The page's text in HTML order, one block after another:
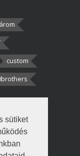
sütiket
custom
két
fél autót,